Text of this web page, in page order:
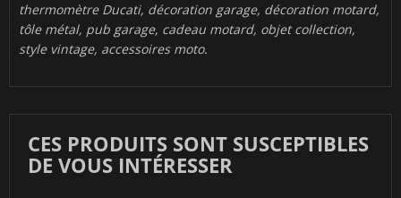
thermomètre Ducati, décoration garage, décoration motard,
tôle métal, pub garage, cadeau motard, objet collection,
style vintage, accessoires moto.
CES PRODUITS SONT SUSCEPTIBLES
DE VOUS INTÉRESSER